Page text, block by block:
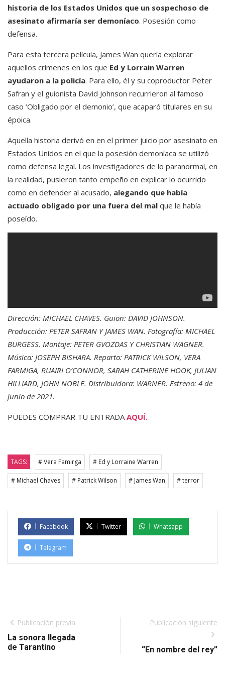
historia de los Estados Unidos que un sospechoso de
asesinato afirmaría ser demoníaco. Posesión como
defensa.
Para esta tercera película, James Wan quería explorar
aquellos crímenes en los que Ed y Lorrain Warren
ayudaron a la policía. Para ello, él y su coproductor Peter
Safran y el guionista David Johnson recurrieron al famoso
caso ‘Obligado por el demonio’, que acaparó titulares en su
époica.
Aquella historia derivó en en el primer juicio por asesinato en
Estados Unidos en el que la posesión demoníaca se utilizó
como defensa legal. Los investigadores de lo paranormal, en
la realidad, pusieron tanto empeño en explicar lo ocurrido
como en defender al acusado, alegando que había
actuado obligado por una fuera del mal que le había
poseído.
Dirección: MICHAEL CHAVES. Guion: DAVID JOHNSON.
Producción: PETER SAFRAN Y JAMES WAN. Fotografía: MICHAEL
BURGESS. Montaje: PETER GVOZDAS Y CHRISTIAN WAGNER.
Música: JOSEPH BISHARA. Reparto: PATRICK WILSON, VERA
FARMIGA, RUAIRI O’CONNOR, SARAH CATHERINE HOOK, JULIAN
HILLIARD, JOHN NOBLE. Distribuidora: WARNER. Estreno: 4 de
junio de 2021.
PUEDES COMPRAR TU ENTRADA AQUÍ.
TAGS: # Vera Famirga # Ed y Lorraine Warren
# Michael Chaves # Patrick Wilson # James Wan # terror
Facebook Twitter Whatsapp
Telegram
Publicación previa
La sonora llegada
de Tarantino
Publicación siguiente
“En nombre del rey”